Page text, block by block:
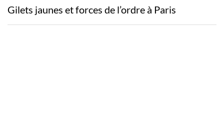
Gilets jaunes et forces de l’ordre à Paris